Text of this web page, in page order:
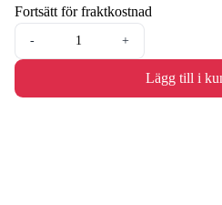
Fortsätt för fraktkostnad
- +
Lägg till i